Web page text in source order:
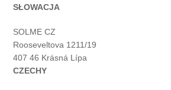
SŁOWACJA
SOLME CZ
Rooseveltova 1211/19
407 46 Krásná Lípa
CZECHY